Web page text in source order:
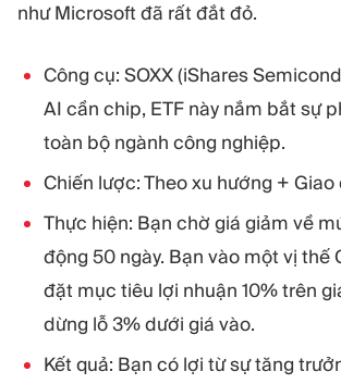
như Microsoft đã rất đắt đỏ.
Công cụ: SOXX (iShares
AI cần chip, ETF này nắm bắt sự
toàn bộ ngành công nghiệp.
Chiến lược: Theo xu hướng +
Thực hiện: Bạn chờ giá giảm về
động 50 ngày. Bạn vào một vị thế
đặt mục tiêu lợi nhuận 10% trên
dừng lỗ 3% dưới giá vào.
Kết quả: Bạn có lợi từ sự tăng